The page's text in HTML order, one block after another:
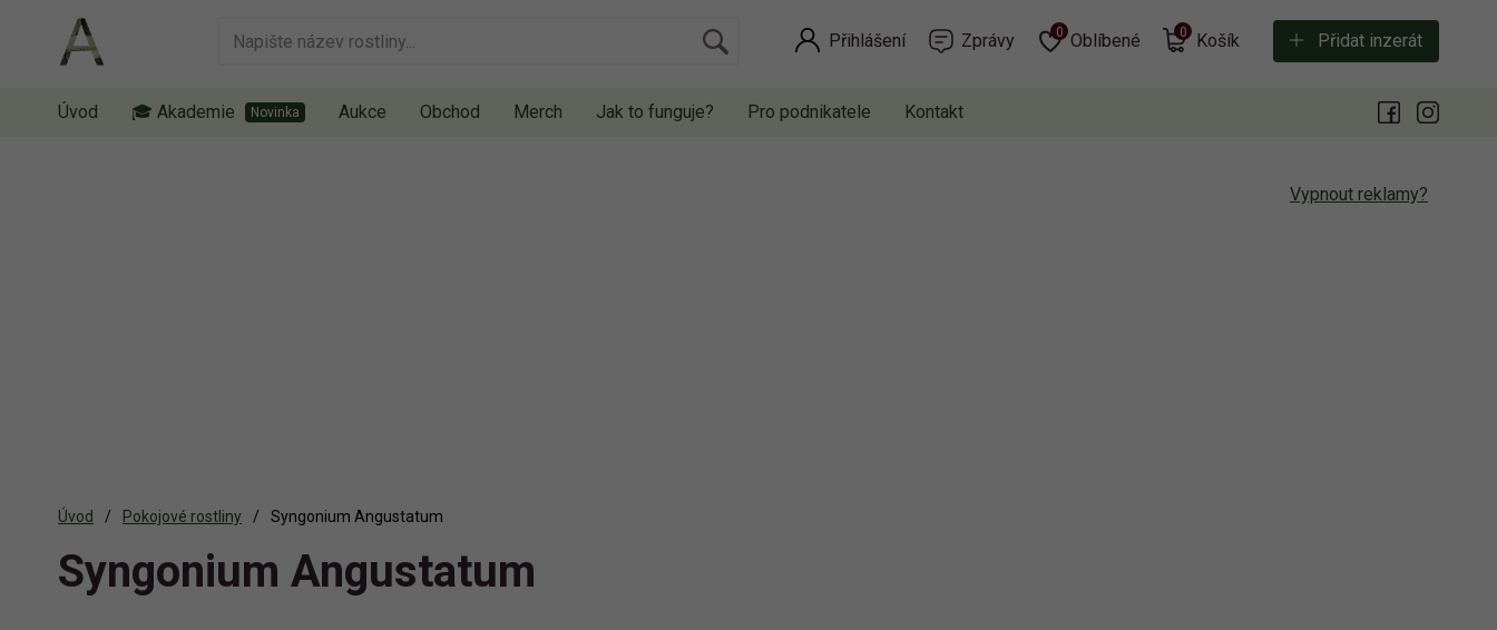
Přihlášení Zprávy Oblíbené
0 Košík
0 Přidat inzerát
Úvod 🎓 Akademie Aukce Obchod Merch Jak to funguje? Pro podnikatele Kontakt
Vypnout reklamy?
Úvod Pokojové rostliny Syngonium Angustatum
Syngonium Angustatum